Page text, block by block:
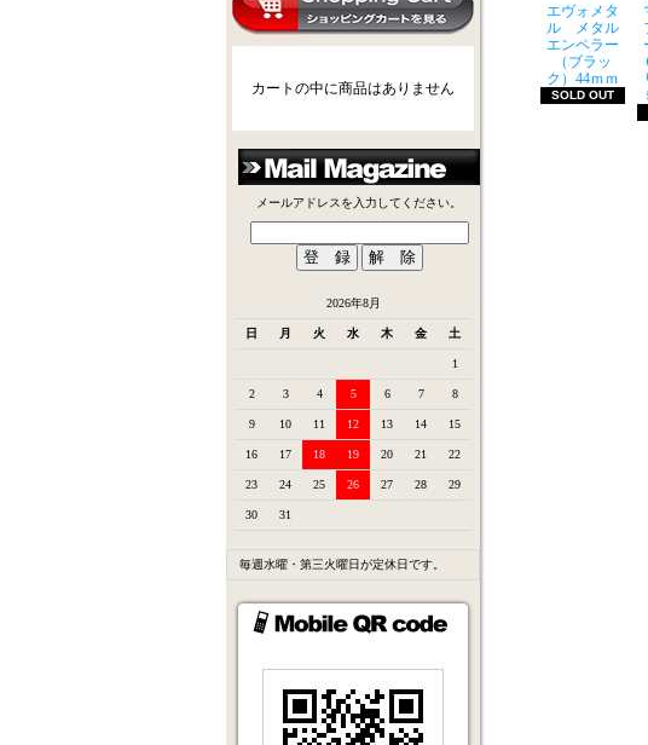
カートの中に商品はありません
メールアドレスを入力してください。
2026年8月
日 月 火 水 木 金 土
1
2 3 4 5 6 7 8
9 10 11 12 13 14 15
16 17 18 19 20 21 22
23 24 25 26 27 28 29
30 31
毎週水曜・第三火曜日が定休日です。
エヴォメタ
ル メタル
エンペラー
（ブラッ
ク）44ｍｍ
SOLD OUT